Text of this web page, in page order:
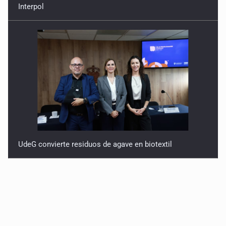
Interpol
UdeG convierte residuos de agave en biotextil